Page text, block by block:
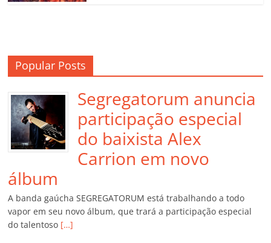
Popular Posts
Segregatorum anuncia
participação especial
do baixista Alex
Carrion em novo
álbum
A banda gaúcha SEGREGATORUM está trabalhando a todo
vapor em seu novo álbum, que trará a participação especial
do talentoso […]